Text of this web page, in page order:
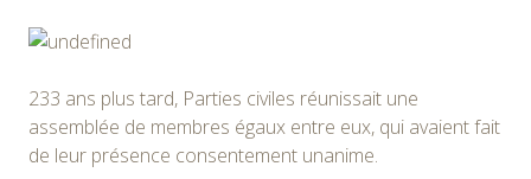
233 ans plus tard, Parties civiles réunissait une
assemblée de membres égaux entre eux, qui avaient fait
de leur présence consentement unanime.